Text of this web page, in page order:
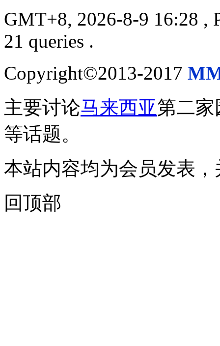
GMT+8, 2026-8-9 16:28 ,
21 queries .
Copyright©2013-2017
主要讨论马来西亚第二
等话题。
本站内容均为会员发表
回顶部